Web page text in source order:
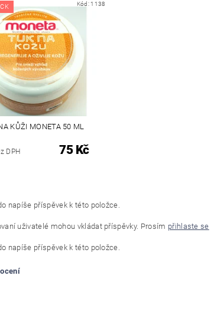
Kód: 1138
KŮŽI MONETA 50 ML
DPH 75 Kč
napíše příspěvek k této položce.
uživatelé mohou vkládat příspěvky. Prosím přihlaste se
napíše příspěvek k této položce.